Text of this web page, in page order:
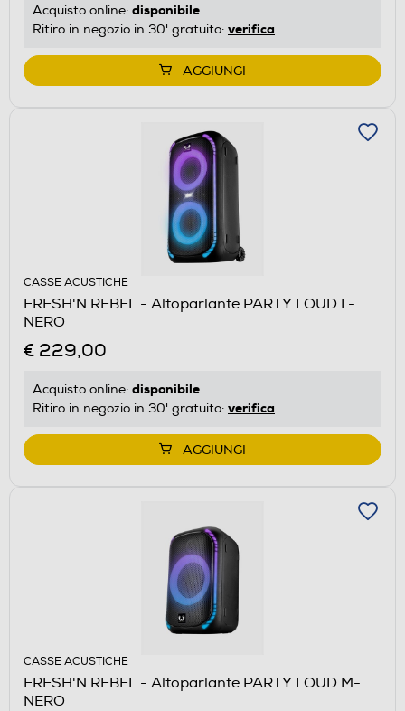
Acquisto online: disponibile
Ritiro in negozio in 30' gratuito: verifica
AGGIUNGI
CASSE ACUSTICHE
FRESH'N REBEL - Altoparlante PARTY LOUD L-
NERO
€ 229,00
Acquisto online: disponibile
Ritiro in negozio in 30' gratuito: verifica
AGGIUNGI
CASSE ACUSTICHE
FRESH'N REBEL - Altoparlante PARTY LOUD M-
NERO